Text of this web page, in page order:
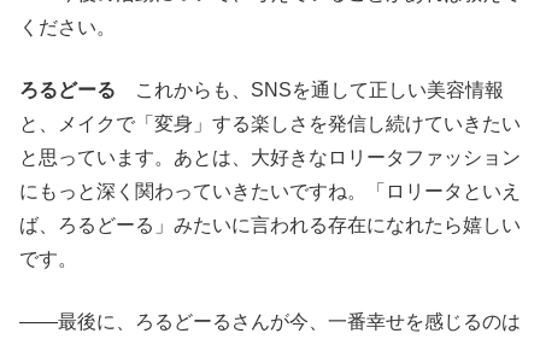
ください。
ろるどーる これからも、SNSを通して正しい美容情報
と、メイクで「変身」する楽しさを発信し続けていきたい
と思っています。あとは、大好きなロリータファッション
にもっと深く関わっていきたいですね。「ロリータといえ
ば、ろるどーる」みたいに言われる存在になれたら嬉しい
です。
――最後に、ろるどーるさんが今、一番幸せを感じるのは